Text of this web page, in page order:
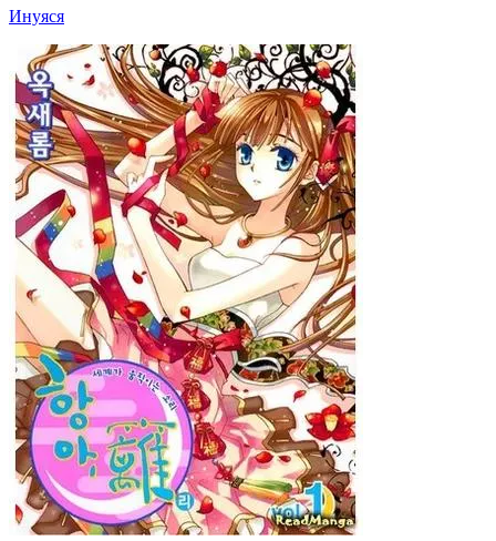
Инуяся